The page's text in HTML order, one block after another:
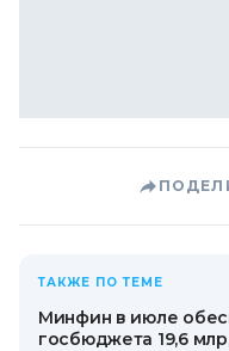
ТАКЖЕ ПО ТЕМЕ
Минфин в июле
госбюджета 19,6